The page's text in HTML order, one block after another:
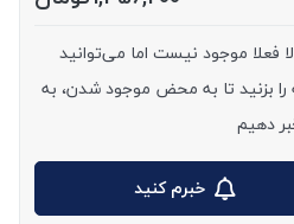
فعلا موجود نیست اما می‌توانید
را بزنید تا به محض موجود شدن، به
دهیم
خبرم کنید